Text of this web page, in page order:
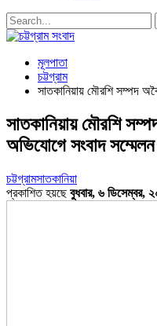
মূলপাতা
চট্টগ্রাম
সাতকানিয়ায় মৌরশি সম্পদ
সাতকানিয়ায় মৌরশি
অভিযোগে সংবাদ সম্মেলন
চট্টগ্রামসাতকানিয়া
প্রকাশিত হয়ছেবুধবার, ৬ ডিসেম্বর,